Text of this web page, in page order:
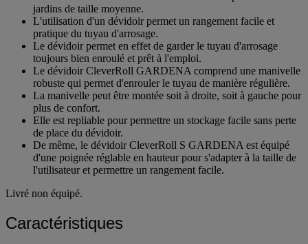
Le dévidoir CleverRoll GARDENA est idéal pour arroser les
jardins de taille moyenne.
L'utilisation d'un dévidoir permet un rangement facile et
pratique du tuyau d'arrosage.
Le dévidoir permet en effet de garder le tuyau d'arrosage
toujours bien enroulé et prêt à l'emploi.
Le dévidoir CleverRoll GARDENA comprend une manivelle
robuste qui permet d'enrouler le tuyau de manière régulière.
La manivelle peut être montée soit à droite, soit à gauche pour
plus de confort.
Elle est repliable pour permettre un stockage facile sans perte
de place du dévidoir.
De même, le dévidoir CleverRoll S GARDENA est équipé
d'une poignée réglable en hauteur pour s'adapter à la taille de
Caractéristiques